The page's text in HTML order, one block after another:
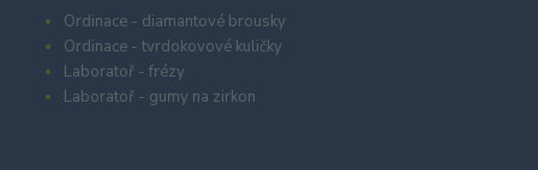
Ordinace - diamantové brousky
Ordinace - tvrdokovové kuličky
Laboratoř - frézy
Laboratoř - gumy na zirkon